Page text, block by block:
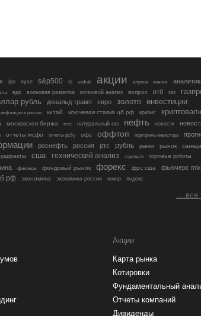
ipo nyse s&p500 si usdrub акции алроса анализ
вдо волновая разметка волновой анализ вопрос втб газ
рубль дональд трамп евро золото инвестиции
инфляция в россии китай ключевая ставка цб рф кризис
московская биржа мтс натуральный газ нефть новатэк
отчеты мсфо отчеты рсбу офз оффтоп портфель инвестора
роснефть россия ртс рубль рынки рынок
сша технический анализ торговля торговые роботы
финансы фондовый рынок форекс фрс сша фьючерс mix
рф экономика экономика россии юмор яндекс
....все
Акции
Карта рынка
Котировки
Фундаментальный
Отчеты компаний
Дивиденды